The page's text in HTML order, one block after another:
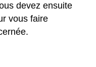
devez ensuite
vous faire